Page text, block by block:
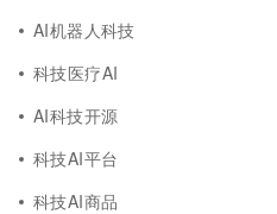
AI机器人科技
科技医疗AI
AI科技开源
科技AI平台
科技AI商品